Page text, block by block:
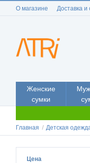
О магазине Доставка и
Женские
сумки
Главная / Детская
Цена